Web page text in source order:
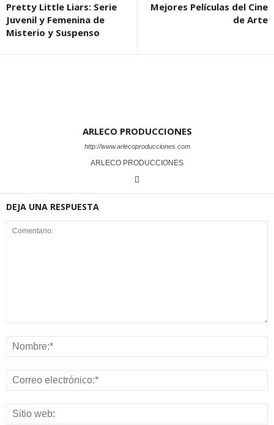
Pretty Little Liars: Serie
Juvenil y Femenina de
Misterio y Suspenso
Mejores Películas del Cine
de Arte
ARLECO PRODUCCIONES
http://www.arlecoproducciones.com
ARLECO PRODUCCIONES
DEJA UNA RESPUESTA